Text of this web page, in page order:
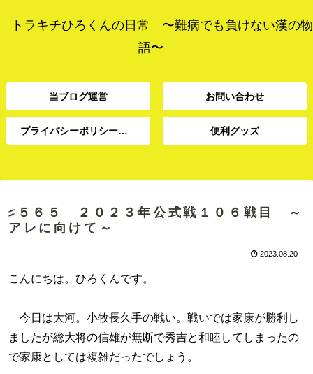
トラキチひろくんの日常 〜難病でも負けない漢の物
語〜
当ブログ運営 お問い合わせ
プライバシーポリシー、免責事項 便利グッズ
♯５６５ ２０２３年公式戦１０６戦目 ～
アレに向けて～
2023.08.20
こんにちは。ひろくんです。
今日は大河。小牧長久手の戦い。戦いでは家康が勝利し
ましたが総大将の信雄が無断で秀吉と和睦してしまったの
で家康としては複雑だったでしょう。